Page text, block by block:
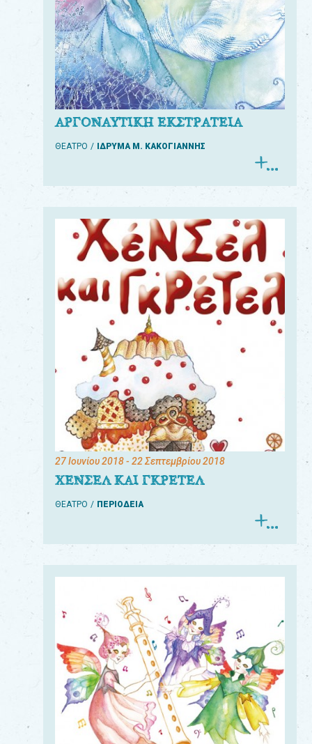
ΑΡΓΟΝΑΥΤΙΚΗ ΕΚΣΤΡΑΤΕΙΑ
ΘΕΑΤΡΟ ΙΔΡΥΜΑ Μ. ΚΑΚΟΓΙΑΝΝΗΣ
27 Ιουνίου 2018- 22 Σεπτεμβρίου 2018
ΧΕΝΣΕΛ ΚΑΙ ΓΚΡΕΤΕΛ
ΘΕΑΤΡΟ ΠΕΡΙΟΔΕΙΑ